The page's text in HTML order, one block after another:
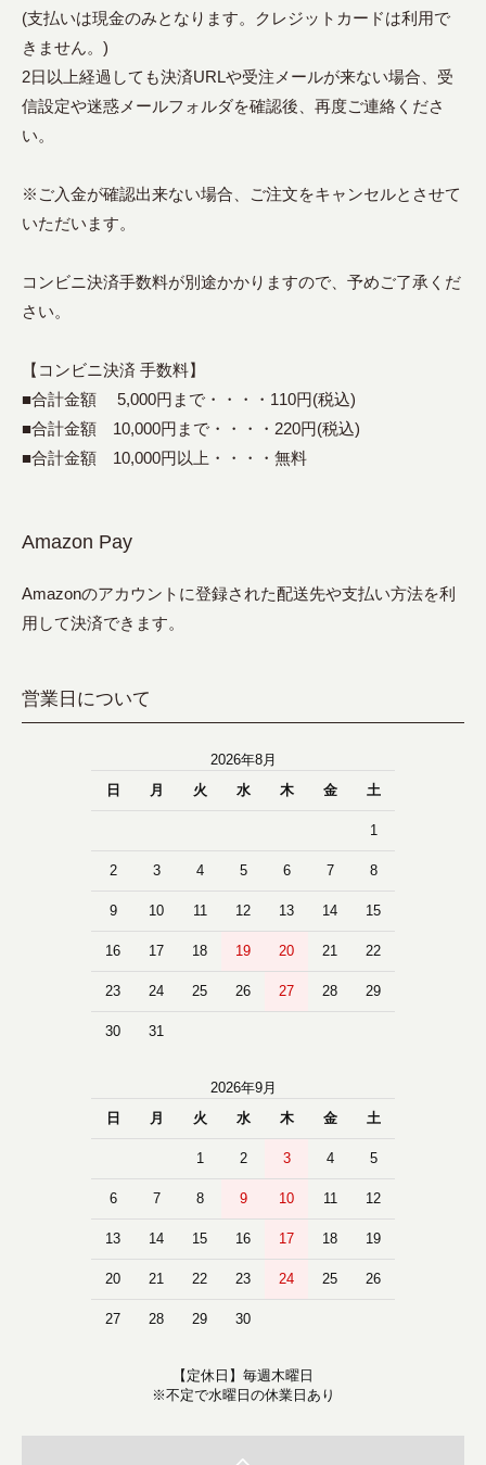
(支払いは現金のみとなります。クレジットカードは利用で
きません。)
2日以上経過しても決済URLや受注メールが来ない場合、受
信設定や迷惑メールフォルダを確認後、再度ご連絡くださ
い。
※ご入金が確認出来ない場合、ご注文をキャンセルとさせて
いただいます。
コンビニ決済手数料が別途かかりますので、予めご了承くだ
さい。
【コンビニ決済 手数料】
■合計金額 5,000円まで・・・・110円(税込)
■合計金額 10,000円まで・・・・220円(税込)
■合計金額 10,000円以上・・・・無料
Amazon Pay
Amazonのアカウントに登録された配送先や支払い方法を利
用して決済できます。
営業日について
2026年8月
日
月 火 水 木 金 土
1
2 3 4 5 6 7 8
9 10 11 12 13 14 15
16 17 18 19 20 21 22
23 24 25 26 27 28 29
30 31
2026年9月
日
月 火 水 木 金 土
1 2 3 4 5
6 7 8 9 10 11 12
13 14 15 16 17 18 19
20 21 22 23 24 25 26
27 28 29 30
【定休日】毎週木曜日
※不定で水曜日の休業日あり